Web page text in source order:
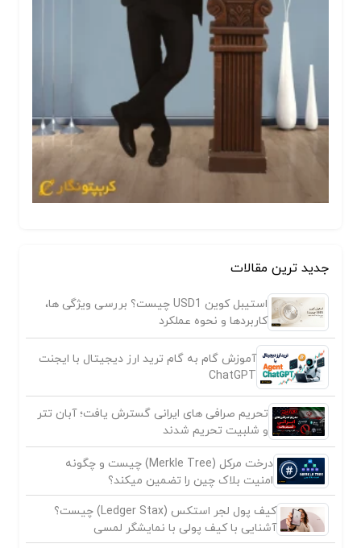
جدید ترین مقالات
استیبل کوین USD1 چیست؟ بررسی ویژگی ها،
کاربردها و نحوه عملکرد
آموزش گام به گام ترید ارز دیجیتال با ایجنت
ChatGPT
تحریم صرافی های ایرانی گسترش یافت؛ آبان تتر
و شلبیت تحریم شدند
درخت مرکل (Merkle Tree) چیست و چگونه
امنیت بلاک چین را تضمین میکند؟
کیف پول لجر استکس (Ledger Stax) چیست؟
آشنایی با کیف پولی با نمایشگر لمسی